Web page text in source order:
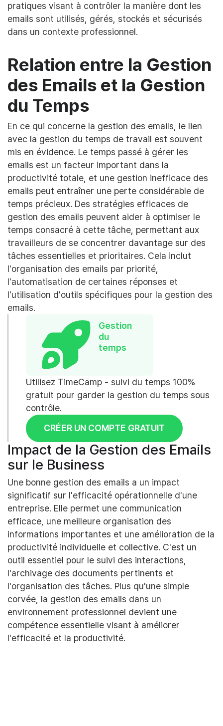
pratiques visant à contrôler la manière dont les
emails sont utilisés, gérés, stockés et sécurisés
dans un contexte professionnel.
Relation entre la Gestion
des Emails et la Gestion
du Temps
En ce qui concerne la gestion des emails, le lien
avec la gestion du temps de travail est souvent
mis en évidence. Le temps passé à gérer les
emails est un facteur important dans la
productivité totale, et une gestion inefficace des
emails peut entraîner une perte considérable de
temps précieux. Des stratégies efficaces de
gestion des emails peuvent aider à optimiser le
temps consacré à cette tâche, permettant aux
travailleurs de se concentrer davantage sur des
tâches essentielles et prioritaires. Cela inclut
l'organisation des emails par priorité,
l'automatisation de certaines réponses et
l'utilisation d'outils spécifiques pour la gestion des
emails.
Gestion
du
temps
Utilisez TimeCamp - suivi du temps 100%
gratuit pour garder la gestion du temps sous
contrôle.
CRÉER UN COMPTE GRATUIT
Impact de la Gestion des Emails
sur le Business
Une bonne gestion des emails a un impact
significatif sur l'efficacité opérationnelle d'une
entreprise. Elle permet une communication
efficace, une meilleure organisation des
informations importantes et une amélioration de la
productivité individuelle et collective. C'est un
outil essentiel pour le suivi des interactions,
l'archivage des documents pertinents et
l'organisation des tâches. Plus qu'une simple
corvée, la gestion des emails dans un
environnement professionnel devient une
compétence essentielle visant à améliorer
l'efficacité et la productivité.